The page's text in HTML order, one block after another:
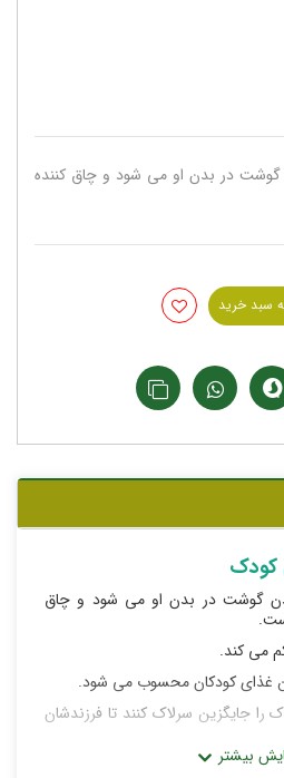
در بدن او می شود و چاق کننده
سبد خرید
کودک
گوشت در بدن او می شود و چاق
می کند.
غذای کودکان محسوب می شود.
را جایگزین سرلاک کنند تا فرزندشان